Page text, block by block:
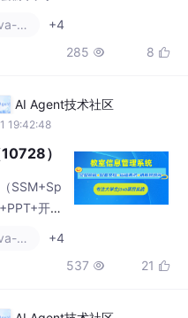
数据
底部获
+4
285  8 
AI Agent技术社区
19:42:48
）
SSM+Sp
开题
、Vu
+4
537  21 
AI Agent技术社区